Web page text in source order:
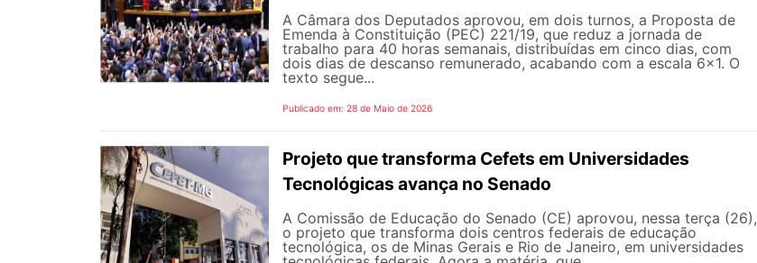
A Câmara dos Deputados aprovou, em dois turnos, a Proposta de
Emenda à Constituição (PEC) 221/19, que reduz a jornada de
trabalho para 40 horas semanais, distribuídas em cinco dias, com
dois dias de descanso remunerado, acabando com a escala 6x1. O
texto segue...
Publicado em: 28 de Maio de 2026
Projeto que transforma Cefets em Universidades
Tecnológicas avança no Senado
A Comissão de Educação do Senado (CE) aprovou, nessa terça (26),
o projeto que transforma dois centros federais de educação
tecnológica, os de Minas Gerais e Rio de Janeiro, em universidades